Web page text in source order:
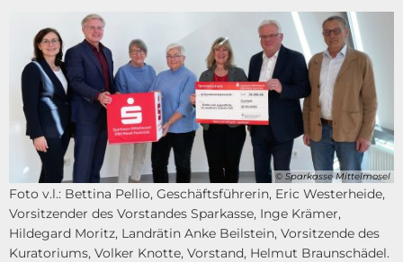
© Sparkasse Mittelmosel
Foto v.l.: Bettina Pellio, Geschäftsführerin, Eric Westerheide,
Vorsitzender des Vorstandes Sparkasse, Inge Krämer,
Hildegard Moritz, Landrätin Anke Beilstein, Vorsitzende des
Kuratoriums, Volker Knotte, Vorstand, Helmut Braunschädel.